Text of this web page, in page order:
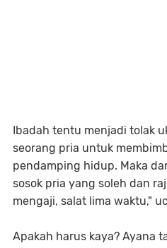
Ibadah tentu menjadi tolak
seorang pria untuk
pendamping hidup. Maka
sosok pria yang soleh dan
mengaji, salat lima waktu,"
Apakah harus kaya? Ayana